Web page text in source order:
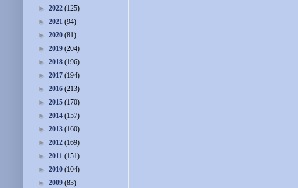
► 2022 (125)
► 2021 (94)
► 2020 (81)
► 2019 (204)
► 2018 (196)
► 2017 (194)
► 2016 (213)
► 2015 (170)
► 2014 (157)
► 2013 (160)
► 2012 (169)
► 2011 (151)
► 2010 (104)
► 2009 (83)